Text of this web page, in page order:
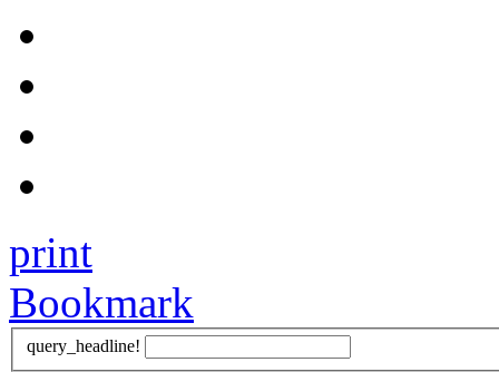
print
Bookmark
query_headline!